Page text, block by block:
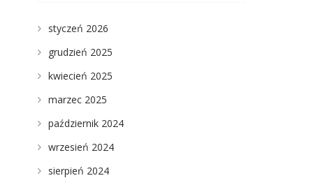
styczeń 2026
grudzień 2025
kwiecień 2025
marzec 2025
październik 2024
wrzesień 2024
sierpień 2024